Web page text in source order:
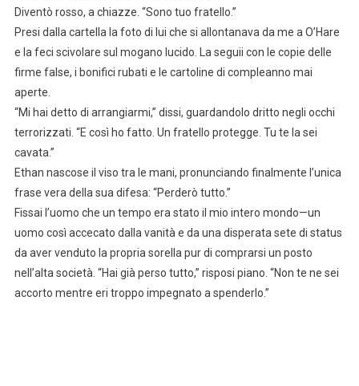
Diventò rosso, a chiazze. “Sono tuo fratello.”
Presi dalla cartella la foto di lui che si allontanava da me a O’Hare
e la feci scivolare sul mogano lucido. La seguii con le copie delle
firme false, i bonifici rubati e le cartoline di compleanno mai
aperte.
“Mi hai detto di arrangiarmi,” dissi, guardandolo dritto negli occhi
terrorizzati. “E così ho fatto. Un fratello protegge. Tu te la sei
cavata.”
Ethan nascose il viso tra le mani, pronunciando finalmente l’unica
frase vera della sua difesa: “Perderò tutto.”
Fissai l’uomo che un tempo era stato il mio intero mondo—un
uomo così accecato dalla vanità e da una disperata sete di status
da aver venduto la propria sorella pur di comprarsi un posto
nell’alta società. “Hai già perso tutto,” risposi piano. “Non te ne sei
accorto mentre eri troppo impegnato a spenderlo.”